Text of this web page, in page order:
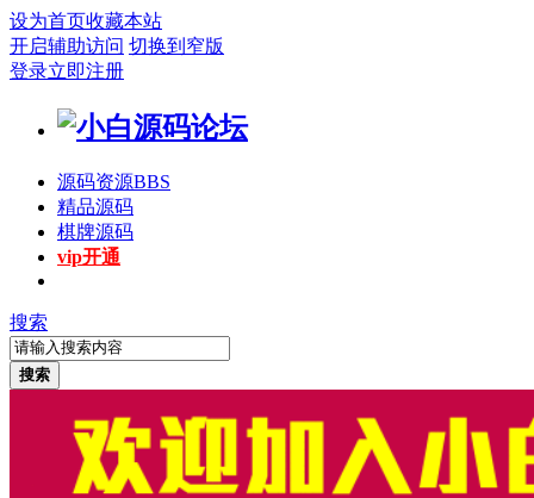
设为首页收藏本站
开启辅助访问 切换到窄版
登录立即注册
源码资源BBS
精品源码
棋牌源码
vip开通
搜索
搜索